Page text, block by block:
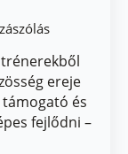
ereje
támogató és
fejlődni –